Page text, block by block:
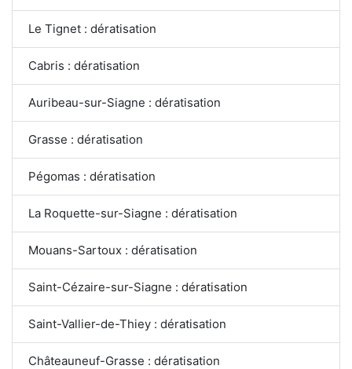
Le Tignet : dératisation
Cabris : dératisation
Auribeau-sur-Siagne : dératisation
Grasse : dératisation
Pégomas : dératisation
La Roquette-sur-Siagne : dératisation
Mouans-Sartoux : dératisation
Saint-Cézaire-sur-Siagne : dératisation
Saint-Vallier-de-Thiey : dératisation
Châteauneuf-Grasse : dératisation